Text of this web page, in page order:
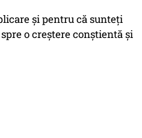
și pentru că sunteți
o creștere conștientă și